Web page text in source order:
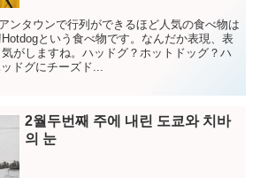
ンタウンで行列ができるほど人気の食べ物は
という食べ物です。なんだか表現、表
がしますね。ハッドグ？ホットドッグ？ハ
ドグにチーズド...
2월두번째 주에 내린 도쿄와 치바
의 눈